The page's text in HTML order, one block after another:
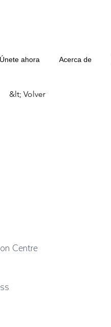
Únete ahora Acerca de
&lt; Volver
Centre